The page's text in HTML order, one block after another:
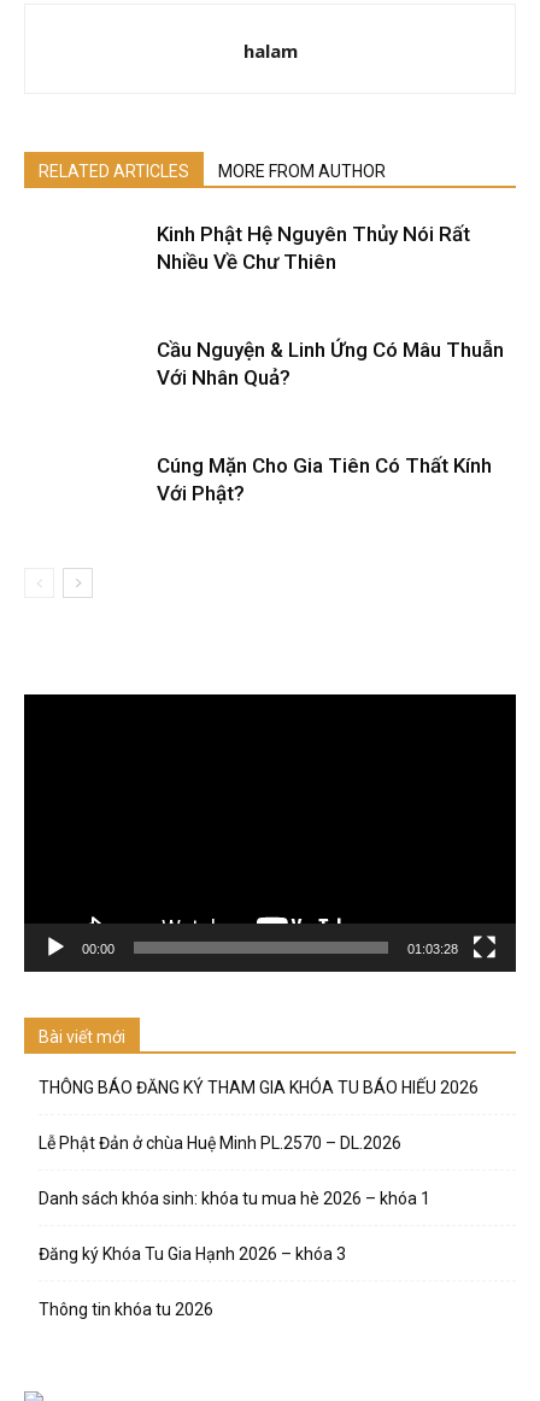
halam
RELATED ARTICLES MORE FROM AUTHOR
Kinh Phật Hệ Nguyên Thủy Nói Rất
Nhiều Về Chư Thiên
Cầu Nguyện & Linh Ứng Có Mâu Thuẫn
Với Nhân Quả?
Cúng Mặn Cho Gia Tiên Có Thất Kính
Với Phật?
00:00 01:03:28
Bài viết mới
THÔNG BÁO ĐĂNG KÝ THAM GIA KHÓA TU BÁO HIẾU 2026
Lễ Phật Đản ở chùa Huệ Minh PL.2570 – DL.2026
Danh sách khóa sinh: khóa tu mua hè 2026 – khóa 1
Đăng ký Khóa Tu Gia Hạnh 2026 – khóa 3
Thông tin khóa tu 2026